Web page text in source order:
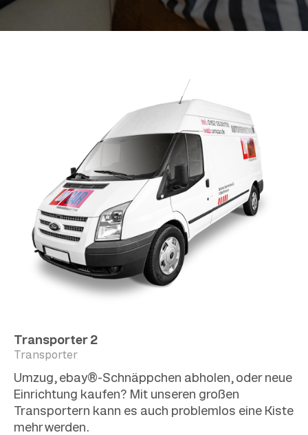
Transporter 2
Transporter
Umzug, ebay®-Schnäppchen abholen, oder neue
Einrichtung kaufen? Mit unseren großen
Transportern kann es auch problemlos eine Kiste
mehr werden.